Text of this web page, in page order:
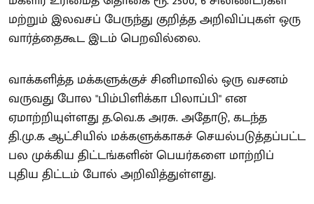
மற்றும் இலவசப் பேருந்து குறித்த அறிவிப்புகள் ஒரு
வார்த்தைகூட இடம் பெறவில்லை.
வாக்களித்த மக்களுக்குச் சினிமாவில் ஒரு வசனம்
வருவது போல "பிம்பிளிக்கா பிலாப்பி" என
ஏமாற்றியுள்ளது த.வெ.க அரசு. அதோடு, கடந்த
தி.மு.க ஆட்சியில் மக்களுக்காகச் செயல்படுத்தப்பட்ட
பல முக்கிய திட்டங்களின் பெயர்களை மாற்றிப்
புதிய திட்டம் போல் அறிவித்துள்ளது.